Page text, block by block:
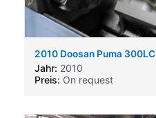
2010 Doosan Puma 300LC
Jahr: 2010
Preis: On request